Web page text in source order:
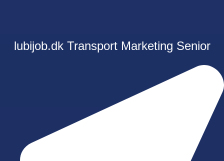
lubijob.dk Transport Marketing Senior